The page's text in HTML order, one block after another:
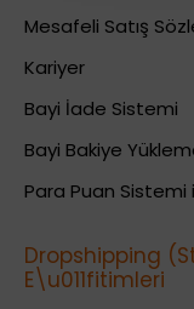
Mesafeli Satış
Kariyer
Bayi İade Sistemi
Bayi Bakiye
Para Puan Sistemi
Dropshipping
E\u011fitimleri